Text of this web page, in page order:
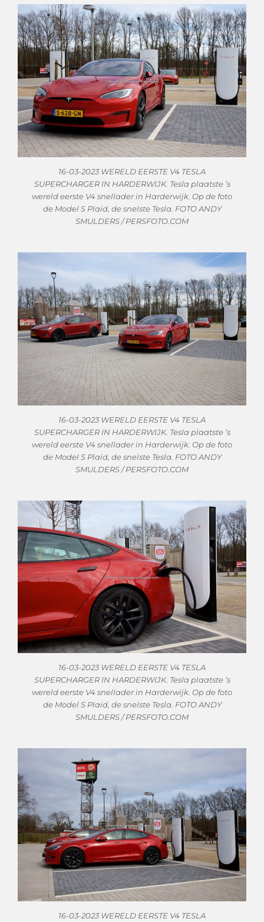
16-03-2023 WERELD EERSTE V4 TESLA
SUPERCHARGER IN HARDERWIJK. Tesla plaatste ’s
wereld eerste V4 snellader in Harderwijk. Op de foto
de Model S Plaid, de snelste Tesla. FOTO ANDY
SMULDERS / PERSFOTO.COM
16-03-2023 WERELD EERSTE V4 TESLA
SUPERCHARGER IN HARDERWIJK. Tesla plaatste ’s
wereld eerste V4 snellader in Harderwijk. Op de foto
de Model S Plaid, de snelste Tesla. FOTO ANDY
SMULDERS / PERSFOTO.COM
16-03-2023 WERELD EERSTE V4 TESLA
SUPERCHARGER IN HARDERWIJK. Tesla plaatste ’s
wereld eerste V4 snellader in Harderwijk. Op de foto
de Model S Plaid, de snelste Tesla. FOTO ANDY
SMULDERS / PERSFOTO.COM
16-03-2023 WERELD EERSTE V4 TESLA